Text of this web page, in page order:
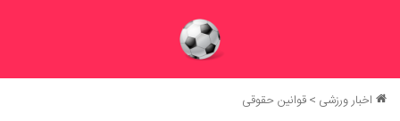
اخبار ورزشی >قوانین حقوقی